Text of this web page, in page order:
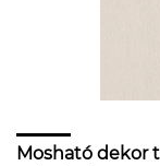
Mosható dekor